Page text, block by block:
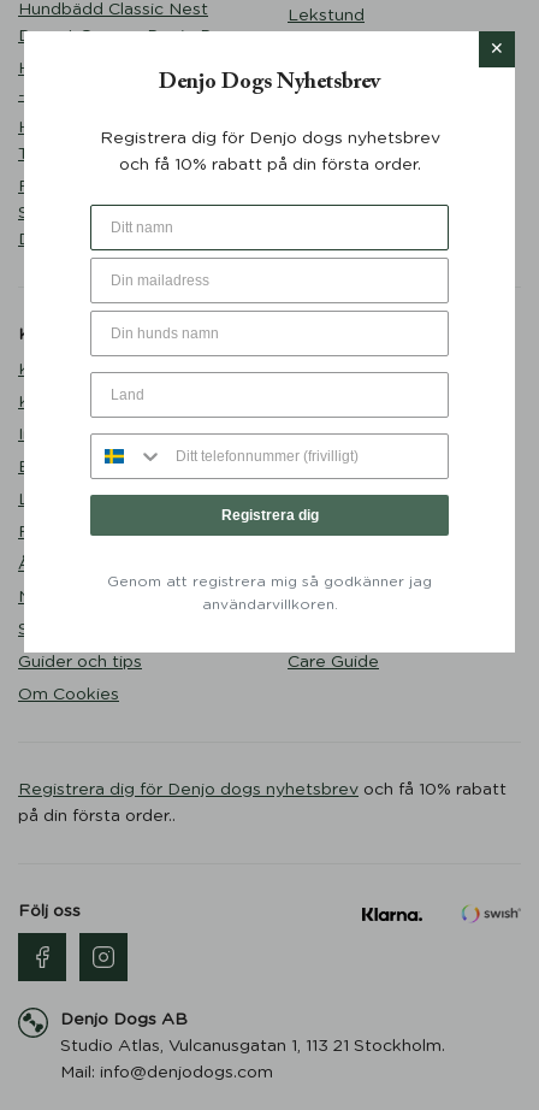
Hundbädd Classic Nest
Desert Green - Denjo Dogs
Hundmatskål Forest Green
- Mateus x Denjo
Hundbädd Teddy Lounge
True Taupe - Denjo Dogs
Retrieverkoppel Torekov
Shimmer Green 210 cm -
Denjo Dogs
Lekstund
Promenad
Outlet
Kundservice
Kontakta oss
Köpvillkor
Integritetspolicy
Byten och returer
Leverans
FAQ
Återförsäljare
Nöjda kunder
Storleksguide
Guider och tips
Om Cookies
Om Denjo Dogs
Besök oss
Denjo Repair Shop
Second Paw
Blogg
Liveshopping
Care Guide
Registrera dig för Denjo dogs nyhetsbrev och få 10% rabatt
på din första order..
Denjo Dogs AB
Studio Atlas, Vulcanusgatan 1, 113 21 Stockholm.
Mail: info@denjodogs.com
Följ oss
Denjo Dogs Nyhetsbrev
Registrera dig för Denjo dogs nyhetsbrev
och få 10% rabatt på din första order.
Registrera dig
Genom att registrera mig så godkänner jag
användarvillkoren.